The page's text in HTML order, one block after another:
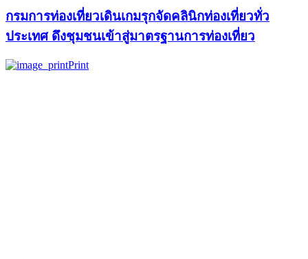
กรมการท่องเที่ยวเดินเกมรุกจัดคลินิกท่องเที่ยวทั่ว
ประเทศ ดึงชุมชนเข้าสู่มาตรฐานการท่องเที่ยว
Print